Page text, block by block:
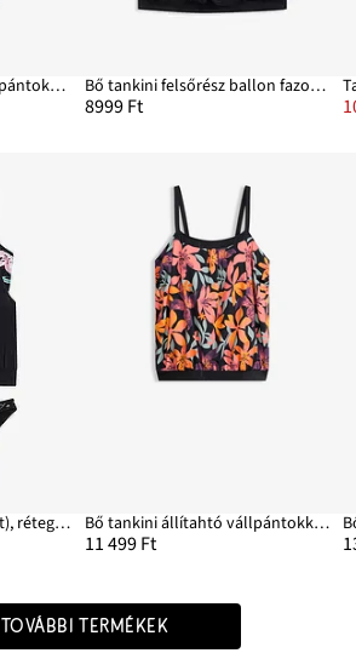
Bő tankini levehető vállpántokkal (2-részes szett) Bő tankini felsőrész ballon fazonban
8999 Ft
Bő tankini (2-részes szett), réteges stílusban Bő tankini állítahtó vállpántokkal (2-részes szett)
11 499 Ft
TOVÁBBI TERMÉKEK